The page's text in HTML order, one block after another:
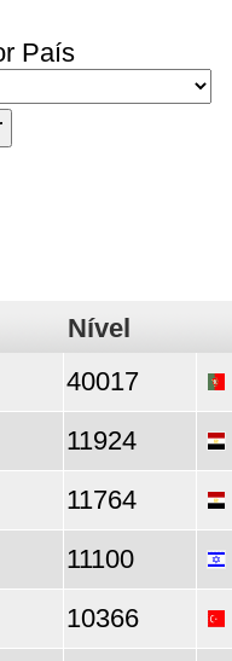
País
Nível
40017
11924
11764
11100
10366